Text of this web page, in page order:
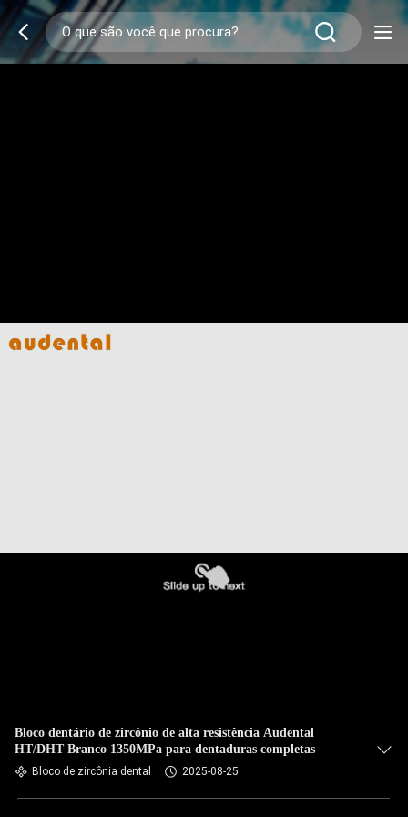
Bloco dentário de zircônio de alta resistência Audental
HT/DHT Branco 1350MPa para dentaduras completas
Bloco de zircônia dental 2025-08-25